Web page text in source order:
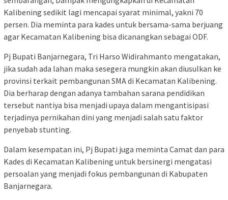
Kalibening sedikit lagi mencapai syarat minimal, yakni 70
persen. Dia meminta para kades untuk bersama-sama berjuang
agar Kecamatan Kalibening bisa dicanangkan sebagai ODF.
Pj Bupati Banjarnegara, Tri Harso Widirahmanto mengatakan,
jika sudah ada lahan maka sesegera mungkin akan diusulkan ke
provinsi terkait pembangunan SMA di Kecamatan Kalibening.
Dia berharap dengan adanya tambahan sarana pendidikan
tersebut nantiya bisa menjadi upaya dalam mengantisipasi
terjadinya pernikahan dini yang menjadi salah satu faktor
penyebab stunting.
Dalam kesempatan ini, Pj Bupati juga meminta Camat dan para
Kades di Kecamatan Kalibening untuk bersinergi mengatasi
persoalan yang menjadi fokus pembangunan di Kabupaten
Banjarnegara.